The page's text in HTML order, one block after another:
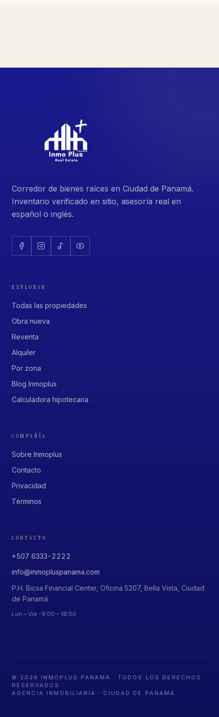
Corredor de bienes raíces en Ciudad de Panamá.
Inventario verificado en sitio, asesoría real en
español o inglés.
EXPLORAR
Todas las propiedades
Obra nueva
Reventa
Alquiler
Por zona
Blog Inmoplus
Calculadora hipotecaria
COMPAÑÍA
Sobre Inmoplus
Contacto
Privacidad
Términos
CONTACTO
+507 6333-2222
info@inmopluspanama.com
P.H. Bicsa Financial Center, Oficina 5207, Bella Vista, Ciudad
de Panamá
Lun – Vie · 9:00 – 18:00
© 2026
INMOPLUS PANAMÁ · TODOS LOS DERECHOS
RESERVADOS
AGENCIA INMOBILIARIA · CIUDAD DE PANAMÁ